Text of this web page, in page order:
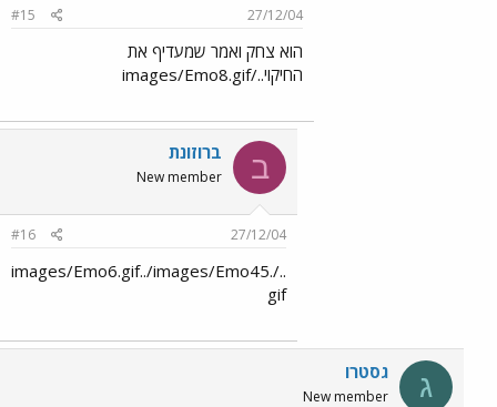
27/12/04
#15
הוא צחק ואמר שמעדיף את
החיקוי../images/Emo8.gif
ב ברוזונת
New member
27/12/04
#16
../images/Emo6.gif../images/Emo45.
gif
ג גסטרו
New member